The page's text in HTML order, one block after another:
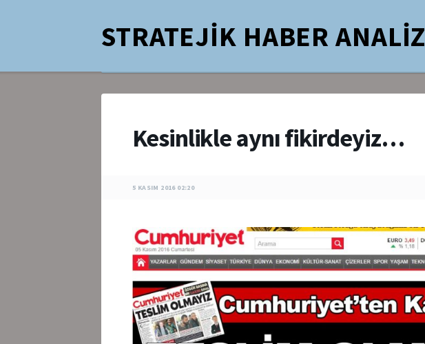
STRATEJİK HABER ANALİZ
Kesinlikle aynı fikirdeyiz…
5 KASIM 2016 02:20